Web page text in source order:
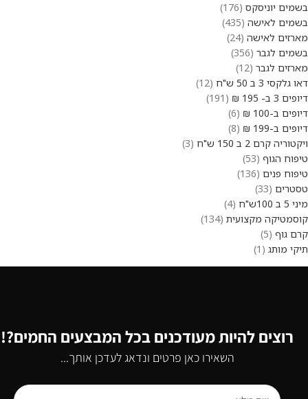
בשמים יוניסקס 176
בשמים לאישה 435
מארזים לאישה 24
בשמים לגבר 356
מארזים לגבר 12
דאו גלקסי 3 ב 50 ש"ח
12
דיופים 3 ב- 195 ₪
191
דיופים ב-100 ₪
6
דיופים ב-199 ₪
8
ויקטוריה קרם 2 ב 150 ש"ח
3
טיפוח הגוף 53
טיפוח פנים 136
טסטרים 33
מיני 5 ב 100ש"ח
4
קוסמטיקה מקצועית 134
קרם גוף 5
תיקי מותג
1
רוצים להיות מעודכנים בכל המבצעים החמים?!
השאירו כאן פרטים ונדאג לעדכן אותך...